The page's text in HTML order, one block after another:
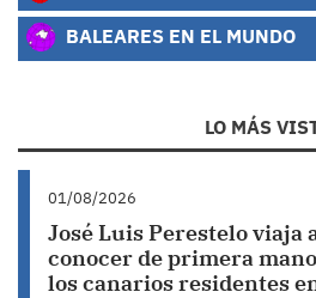
BALEARES EN EL MUNDO
LO MÁS
01/08/2026
José Luis Perestelo viaja
conocer de primera
los canarios residentes